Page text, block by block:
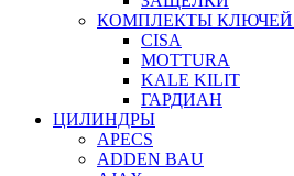
КОМПЛЕКТЫ КЛЮЧЕЙ
CISA
MOTTURA
KALE KILIT
ГАРДИАН
ЦИЛИНДРЫ
APECS
ADDEN BAU